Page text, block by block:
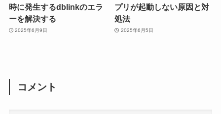
時に発生するdblinkのエラ
ーを解決する
2025年6月9日
プリが起動しない原因と対
処法
2025年6月5日
コメント